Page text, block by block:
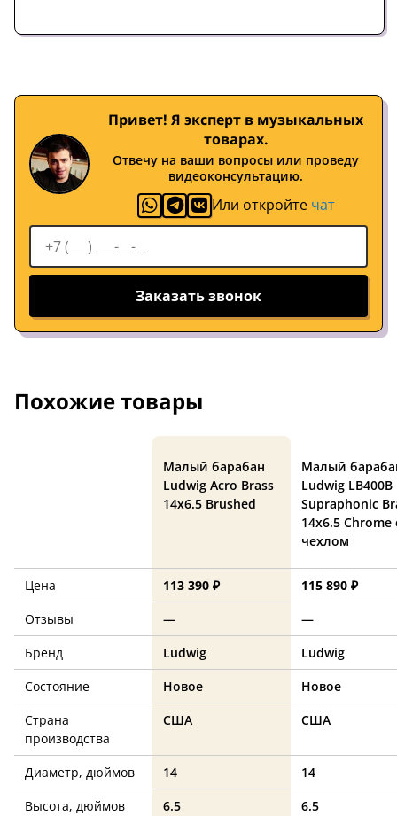
Привет! Я эксперт в музыкальных
товарах.
Отвечу на ваши вопросы или проведу
видеоконсультацию.
Или откройте чат
Заказать звонок
Похожие товары
Малый барабан
Ludwig Acro Brass
14x6.5 Brushed
Малый
Ludwig LB400B
Supraphonic
14x6.5 Chrome
чехлом
Цена 113 390 ₽
115 890 ₽
Отзывы
—
—
Бренд
Ludwig
Ludwig
Состояние
Новое
Новое
Страна
производства
США США
Диаметр, дюймов 14
14
Высота, дюймов
6.5
6.5